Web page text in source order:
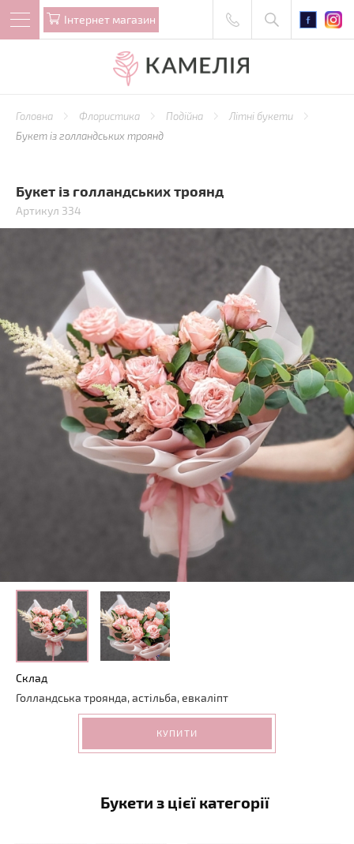
Iнтернет магазин
Головна Флористика Подійна
Літні букети
Букет із голландських троянд
Букет із голландських троянд
Артикул 334
Склад
Голландська троянда, астільба, евкаліпт
КУПИТИ
Букети з цієї категорії